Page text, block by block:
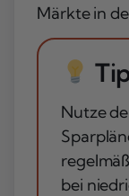
Märkte in
Nutze
bei